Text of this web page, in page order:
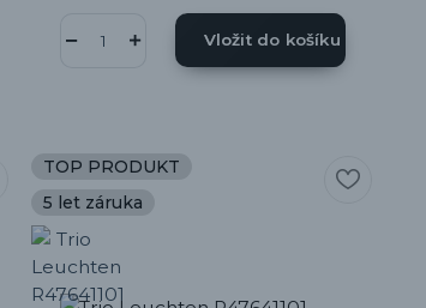
Vložit do košíku
TOP PRODUKT
5 let záruka